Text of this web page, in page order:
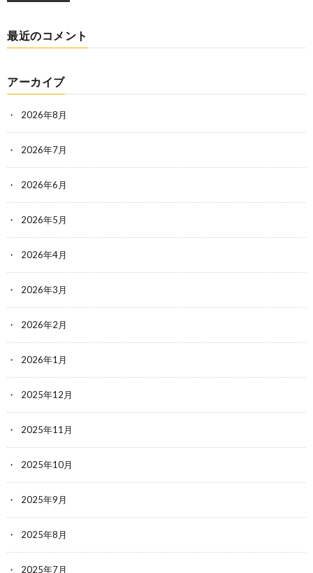
最近のコメント
アーカイブ
2026年8月
2026年7月
2026年6月
2026年5月
2026年4月
2026年3月
2026年2月
2026年1月
2025年12月
2025年11月
2025年10月
2025年9月
2025年8月
2025年7月